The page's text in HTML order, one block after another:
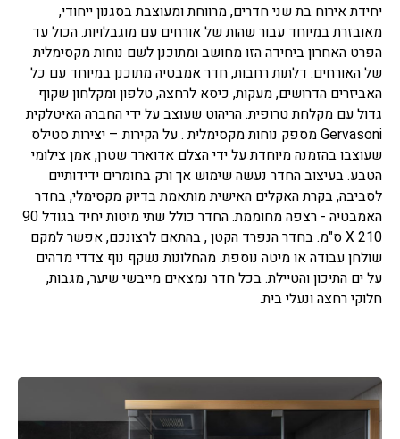
יחידת אירוח בת שני חדרים, מרווחת ומעוצבת בסגנון ייחודי,
מאובזרת במיוחד עבור שהות של אורחים עם מוגבלויות. הכול עד
הפרט האחרון ביחידה הזו מחושב ומתוכנן לשם נוחות מקסימלית
של האורחים: דלתות רחבות, חדר אמבטיה מתוכנן במיוחד עם כל
האביזרים הדרושים, מעקות, כיסא לרחצה, טלפון ומקלחון שקוף
גדול עם מקלחת טרופית. הריהוט שעוצב על ידי החברה האיטלקית
Gervasoni מספק נוחות מקסימלית . על הקירות – יצירות סטילס
שעוצבו בהזמנה מיוחדת על ידי הצלם אדוארד שטרן, אמן צילומי
הטבע. בעיצוב החדר נעשה שימוש אך ורק בחומרים ידידותיים
לסביבה, בקרת האקלים האישית מותאמת בדיוק מקסימלי, בחדר
האמבטיה - רצפה מחוממת. החדר כולל שתי מיטות יחיד בגודל 90
X 210 ס"מ. בחדר הנפרד הקטן , בהתאם לרצונכם, אפשר למקם
שולחן עבודה או מיטה נוספת. מהחלונות נשקף נוף צדדי מדהים
על ים התיכון והטיילת. בכל חדר נמצאים מייבשי שיער, מגבות,
חלוקי רחצה ונעלי בית.